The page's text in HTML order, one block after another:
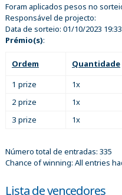
Foram aplicados pesos no
Responsável de projecto:
Data de sorteio: 01/10/2023
Prémio(s):
Ordem Quantidade
1 prize
1x
2 prize
1x
3 prize
1x
Número total de entradas: 335
Chance of winning: All entries
Lista de vencedores